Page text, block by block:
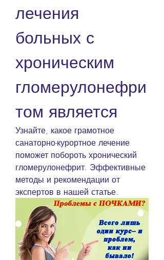
лечения
больных с
хроническим
гломерулонефри
том является
Узнайте, какое грамотное
санаторно-курортное лечение
поможет побороть хронический
гломерулонефрит. Эффективные
методы и рекомендации от
экспертов в нашей статье.